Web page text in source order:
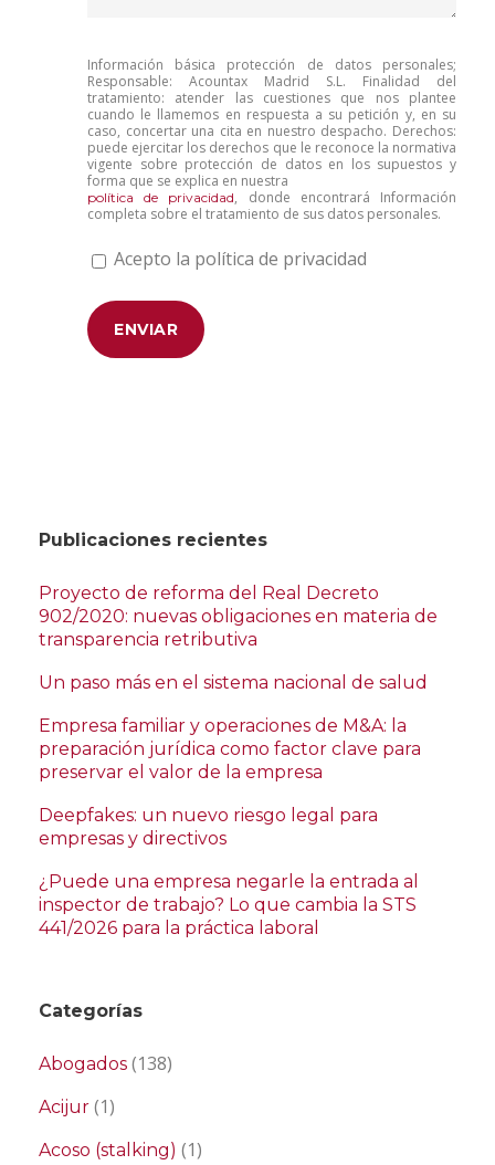
Información básica protección de datos personales;
Responsable: Acountax Madrid S.L. Finalidad del
tratamiento: atender las cuestiones que nos plantee
cuando le llamemos en respuesta a su petición y, en su
caso, concertar una cita en nuestro despacho. Derechos:
puede ejercitar los derechos que le reconoce la normativa
vigente sobre protección de datos en los supuestos y
forma que se explica en nuestra
política de privacidad, donde encontrará Información
completa sobre el tratamiento de sus datos personales.
Acepto la política de privacidad
Publicaciones recientes
Proyecto de reforma del Real Decreto
902/2020: nuevas obligaciones en materia de
transparencia retributiva
Un paso más en el sistema nacional de salud
Empresa familiar y operaciones de M&A: la
preparación jurídica como factor clave para
preservar el valor de la empresa
Deepfakes: un nuevo riesgo legal para
empresas y directivos
¿Puede una empresa negarle la entrada al
inspector de trabajo? Lo que cambia la STS
441/2026 para la práctica laboral
Categorías
Abogados (138)
Acijur (1)
Acoso (stalking) (1)